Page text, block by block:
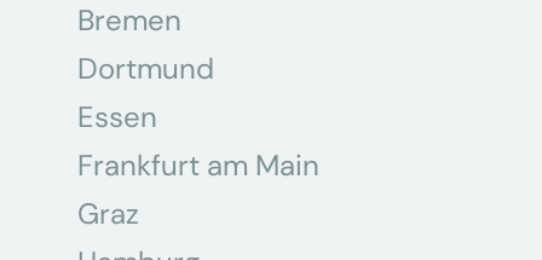
Bremen
Dortmund
Essen
Frankfurt am Main
Graz